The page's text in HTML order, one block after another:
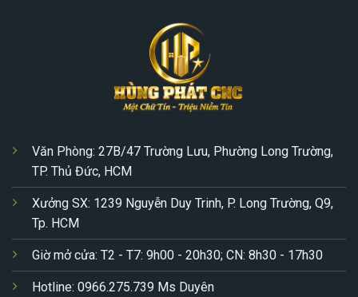
Văn Phòng: 27B/47 Trường Lưu, Phường Long Trường,
TP. Thủ Đức, HCM
Xưởng SX: 1239 Nguyễn Duy Trinh, P. Long Trường, Q9,
Tp. HCM
Giờ mở cửa: T2 - T7: 9h00 - 20h30; CN: 8h30 - 17h30
Hotline: 0966.275.739 Ms Duyên